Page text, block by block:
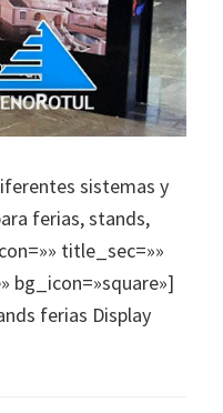
sistemas y
ferias, stands,
title_sec=»»
bg_icon=»square»]
ferias Display